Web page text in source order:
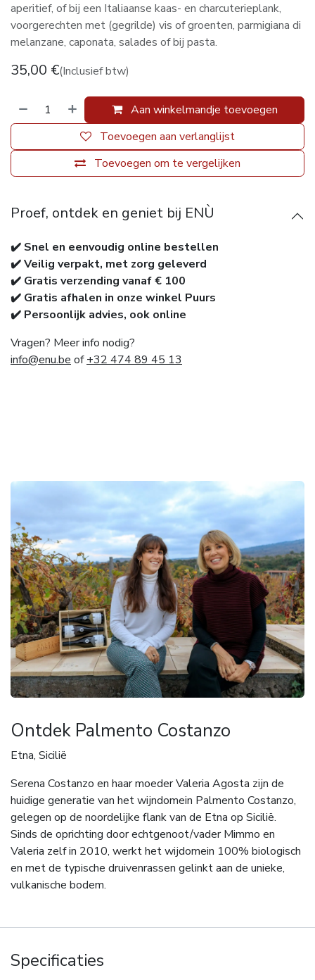
aperitief, of bij een Italiaanse kaas- en charcuterieplank,
voorgerechten met (gegrilde) vis of groenten, parmigiana di
melanzane, caponata, salades of bij pasta.
35,00 €(Inclusief btw)
Aan winkelmandje toevoegen
Toevoegen om te vergelijken
Toevoegen aan verlanglijst
Proef, ontdek en geniet bij ENÙ
✔️ Snel en eenvoudig online bestellen
✔️ Veilig verpakt, met zorg geleverd
✔️ Gratis verzending vanaf € 100
✔️ Gratis afhalen in onze winkel Puurs
✔️ Persoonlijk advies, ook online
Vragen? Meer info nodig?
info@enu.be of+32 474 89 45 13
Ontdek Palmento Costanzo
Etna, Sicilië
Serena Costanzo en haar moeder Valeria Agosta zijn de
huidige generatie van het wijndomein Palmento Costanzo,
gelegen op de noordelijke flank van de Etna op Sicilië.
Sinds de oprichting door echtgenoot/vader Mimmo en
Valeria zelf in 2010, werkt het wijdomein 100% biologisch
en met de typische druivenrassen gelinkt aan de unieke,
vulkanische bodem.
Specificaties